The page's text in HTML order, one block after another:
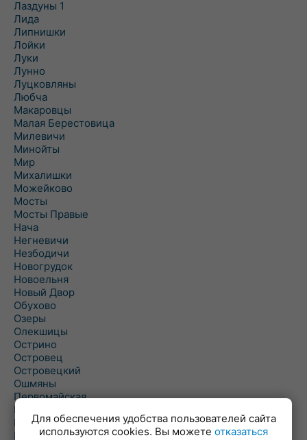
Лаздуны 1
Лида
Липнишки
Лойки
Луки
Лунно
Луцковляны
Любча
Макаровцы
Малая Берестовица
Милевичи
Минойты
Мир
Михалишки
Можейково
Мосты
Мосты Правые
Нача
Негневичи
Незбодичи
Новогрудок
Новоельня
Новый Двор
Обухово
Озеры
Олекшицы
Острино
Островец
Островецкий
Ошмяны
Первомайская
Первомайский
Пески
Петревичи
Для обеспечения удобства пользователей сайта
используются cookies. Вы можете отказаться